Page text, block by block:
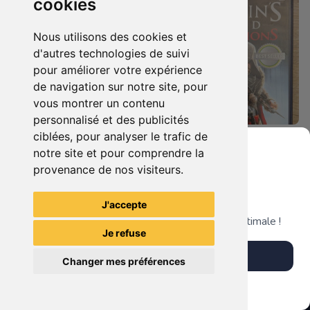
cookies
Nous utilisons des cookies et
d'autres technologies de suivi
pour améliorer votre expérience
de navigation sur notre site, pour
vous montrer un contenu
personnalisé et des publicités
ciblées, pour analyser le trafic de
notre site et pour comprendre la
provenance de nos visiteurs.
J'accepte
Je refuse
Changer mes préférences
7.90 € 0
Duo : The Elder Scrolls Iv - Oblivion + Bioshock Xbox 360
4.90 €
TheGamingR83
Grenier du Geek
Télécharge notre app pour une expérience optimale !
Télécharger l'app